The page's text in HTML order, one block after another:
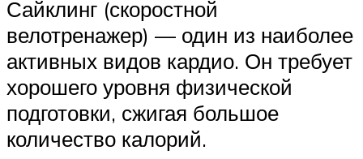
Сайклинг (скоростной
велотренажер) — один из наиболее
активных видов кардио. Он требует
хорошего уровня физической
подготовки, сжигая большое
количество калорий.